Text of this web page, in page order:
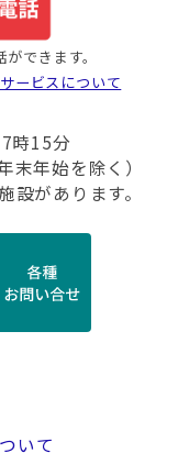
できます。
ービスについて
時15分
末年始を除く）
があります。
いて